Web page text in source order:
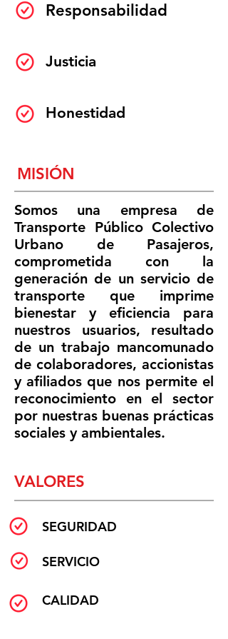
Responsabilidad
Justicia
Honestidad
MISIÓN
Somos una empresa de
Transporte Público Colectivo
Urbano de Pasajeros,
comprometida con la
generación de un servicio de
transporte que imprime
bienestar y eficiencia para
nuestros usuarios, resultado
de un trabajo mancomunado
de colaboradores, accionistas
y afiliados que nos permite el
reconocimiento en el sector
por nuestras buenas prácticas
sociales y ambientales.
VALORES
SEGURIDAD
SERVICIO
CALIDAD